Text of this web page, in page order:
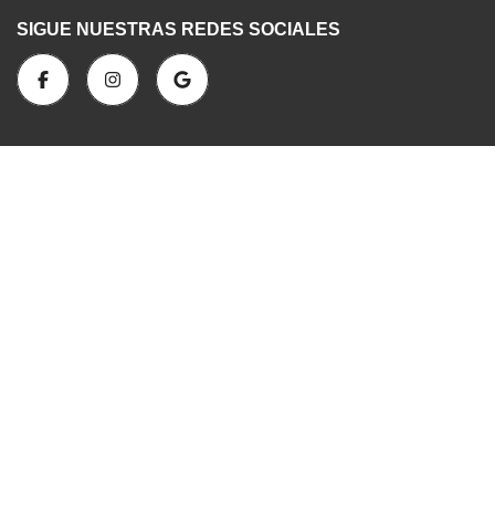
SIGUE NUESTRAS REDES SOCIALES